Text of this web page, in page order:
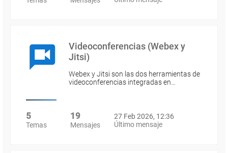
Videoconferencias (Webex y
Jitsi)
Webex y Jitsi son las dos herramientas de
videoconferencias integradas en…
5
Temas
19
Mensajes
27 Feb 2026, 12:36
Último mensaje